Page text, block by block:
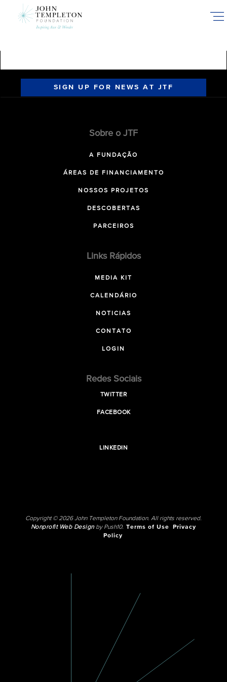
SIGN UP FOR NEWS AT JTF
Sobre o JTF
A FUNDAÇÃO
ÁREAS DE FINANCIAMENTO
NOSSOS PROJETOS
DESCOBERTAS
PARCEIROS
Links Rápidos
MEDIA KIT
CALENDÁRIO
NOTICIAS
CONTATO
LOGIN
Redes Sociais
TWITTER
FACEBOOK
LINKEDIN
Copyright © 2026 John Templeton Foundation. All rights reserved.
Nonprofit Web Designby Push10. Terms of Use
Privacy
Policy